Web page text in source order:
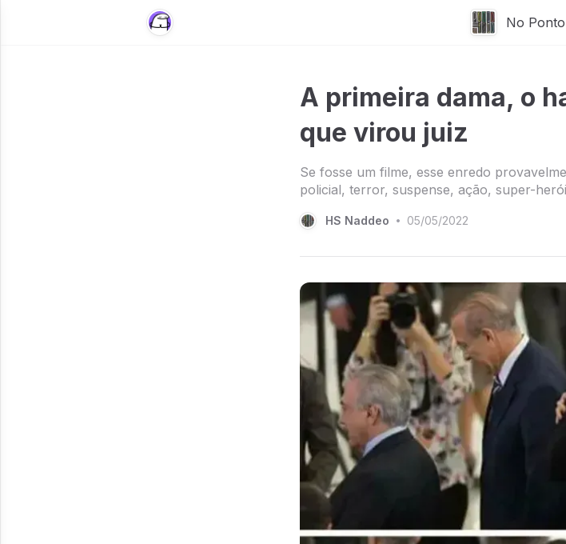
No
A primeira dama, o
que virou juiz
Se fosse um filme, esse enredo
policial, terror, suspense, ação, super-
HS Naddeo • 05/05/2022